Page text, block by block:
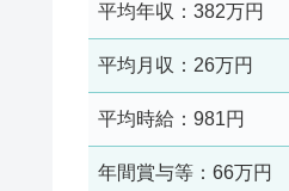
平均年収：382万円
平均月収：26万円
平均時給：981円
年間賞与等：66万円